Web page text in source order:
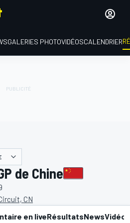
GALERIES PHOTOVIDÉOSCALENDRIER
de Chine
CN
en liveRésultatsNewsVidéos